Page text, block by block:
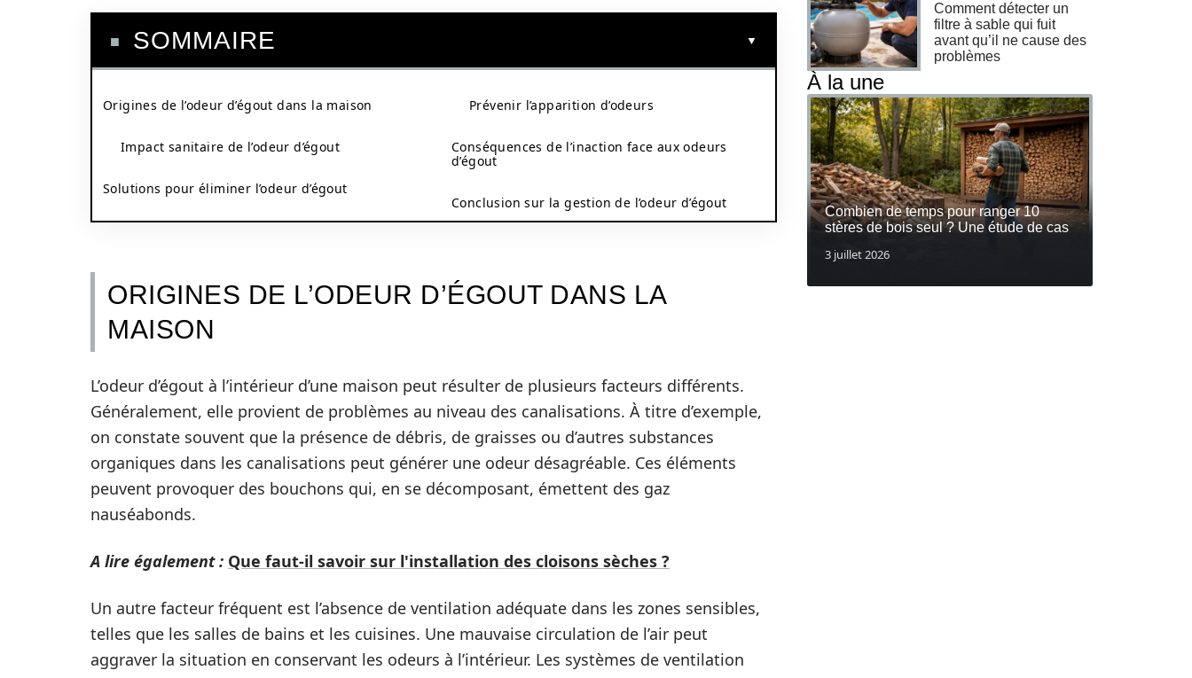
SOMMAIRE
Origines de l’odeur d’égout dans la maison
Impact sanitaire de l’odeur d’égout
Solutions pour éliminer l’odeur d’égout
Prévenir l’apparition d’odeurs
Conséquences de l’inaction face aux odeurs
d’égout
Conclusion sur la gestion de l’odeur d’égout
ORIGINES DE L’ODEUR D’ÉGOUT DANS LA
MAISON
L’odeur d’égout à l’intérieur d’une maison peut résulter de plusieurs facteurs différents.
Généralement, elle provient de problèmes au niveau des canalisations. À titre d’exemple,
on constate souvent que la présence de débris, de graisses ou d’autres substances
organiques dans les canalisations peut générer une odeur désagréable. Ces éléments
peuvent provoquer des bouchons qui, en se décomposant, émettent des gaz
nauséabonds.
A lire également : Que faut-il savoir sur l'installation des cloisons sèches ?
Un autre facteur fréquent est l’absence de ventilation adéquate dans les zones sensibles,
telles que les salles de bains et les cuisines. Une mauvaise circulation de l’air peut
aggraver la situation en conservant les odeurs à l’intérieur. Les systèmes de ventilation
Comment détecter un
filtre à sable qui fuit
avant qu’il ne cause des
problèmes
À la une
Combien de temps pour ranger 10
stères de bois seul ? Une étude de cas
3 juillet 2026